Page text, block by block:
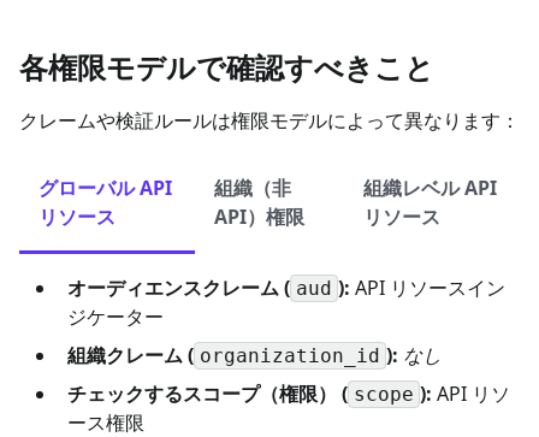
各権限モデルで確認すべきこと
クレームや検証ルールは権限モデルによって異なります：
グローバル API
リソース
組織（非
API）権限
組織レベル API
リソース
オーディエンスクレーム ( aud ): API リソースイン
ジケーター
組織クレーム ( organization_id ): なし
チェックするスコープ（権限） ( scope ): API リソ
ース権限